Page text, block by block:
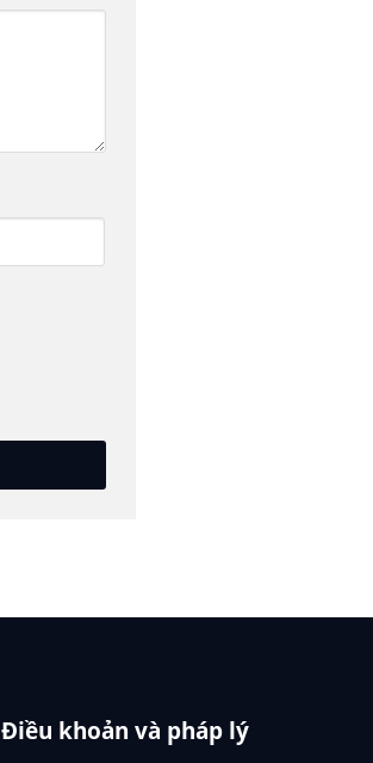
Điều khoản và pháp lý